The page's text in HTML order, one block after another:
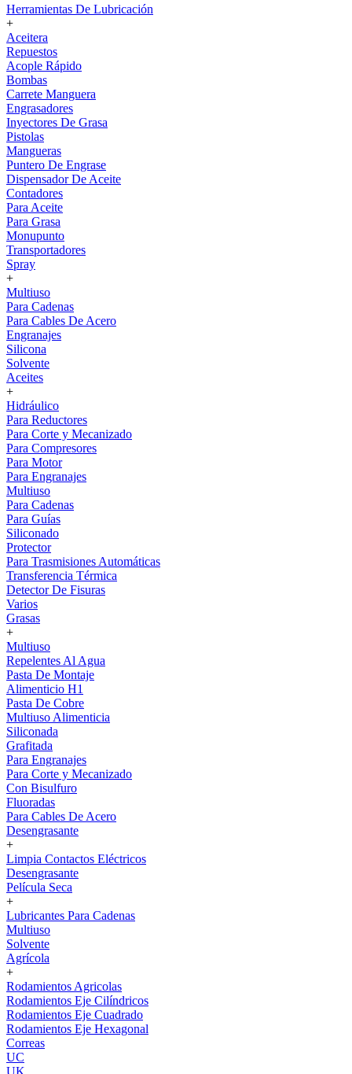
Herramientas De Lubricación
+
Aceitera
Repuestos
Acople Rápido
Bombas
Carrete Manguera
Engrasadores
Inyectores De Grasa
Pistolas
Mangueras
Puntero De Engrase
Dispensador De Aceite
Contadores
Para Aceite
Para Grasa
Monupunto
Transportadores
Spray
+
Multiuso
Para Cadenas
Para Cables De Acero
Engranajes
Silicona
Solvente
Aceites
+
Hidráulico
Para Reductores
Para Corte y Mecanizado
Para Compresores
Para Motor
Para Engranajes
Multiuso
Para Cadenas
Para Guías
Siliconado
Protector
Para Trasmisiones Automáticas
Transferencia Térmica
Detector De Fisuras
Varios
Grasas
+
Multiuso
Repelentes Al Agua
Pasta De Montaje
Alimenticio H1
Pasta De Cobre
Multiuso Alimenticia
Siliconada
Grafitada
Para Engranajes
Para Corte y Mecanizado
Con Bisulfuro
Fluoradas
Para Cables De Acero
Desengrasante
+
Limpia Contactos Eléctricos
Desengrasante
Película Seca
+
Lubricantes Para Cadenas
Multiuso
Solvente
Agrícola
+
Rodamientos Agricolas
Rodamientos Eje Cilíndricos
Rodamientos Eje Cuadrado
Rodamientos Eje Hexagonal
Correas
UC
UK